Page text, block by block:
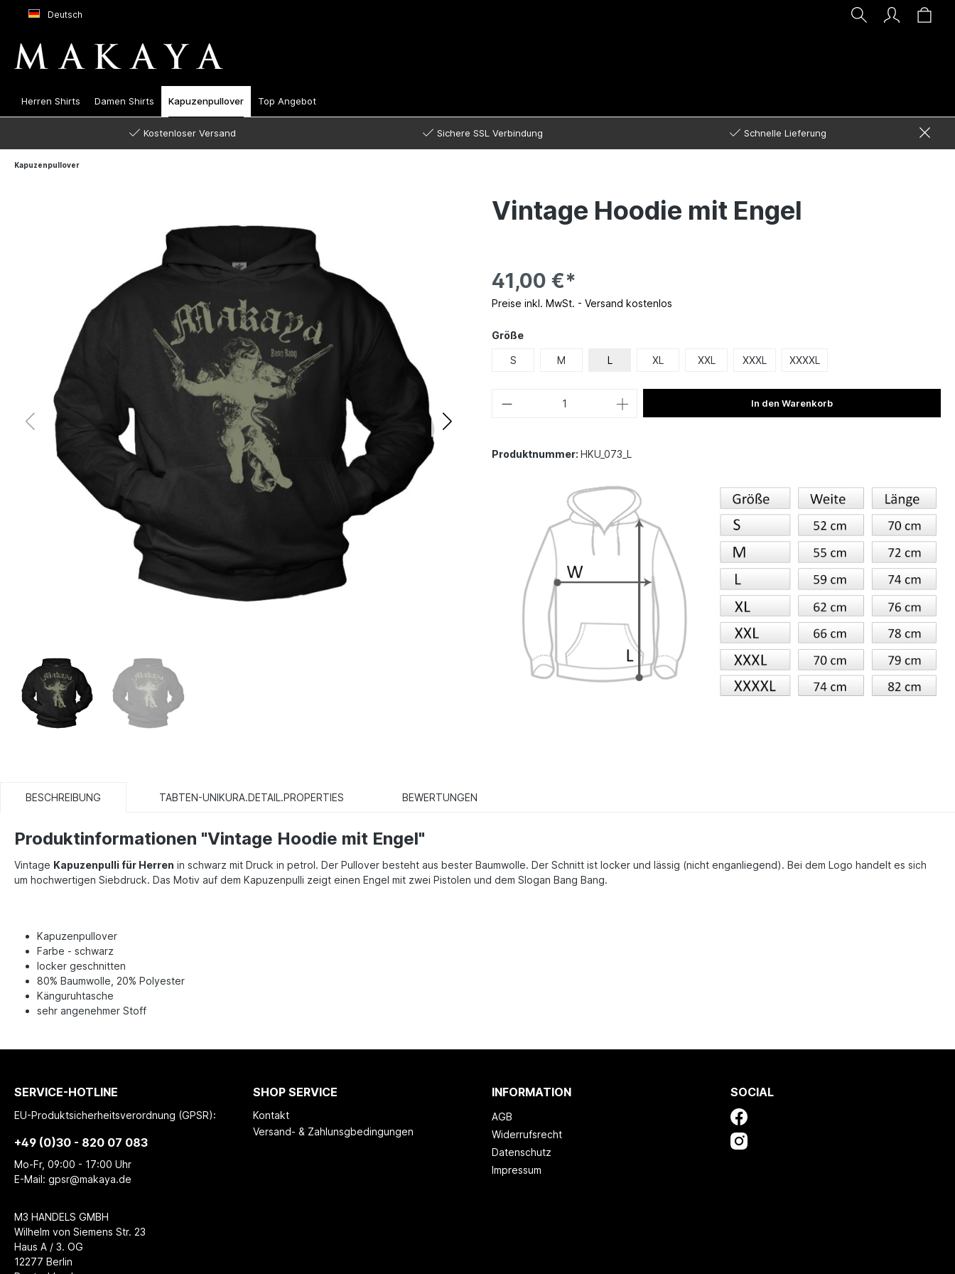
Deutsch
Herren Shirts Damen Shirts Kapuzenpullover Top Angebot
Kostenloser Versand Sichere SSL Verbindung Schnelle Lieferung
Kapuzenpullover
Vintage Hoodie mit Engel
41,00 €*
Preise inkl. MwSt. - Versand kostenlos
Größe
S M L XL XXL XXXL XXXXL
In den Warenkorb
Produktnummer: HKU_073_L
BESCHREIBUNG TABTEN-UNIKURA.DETAIL.PROPERTIES BEWERTUNGEN
Produktinformationen "Vintage Hoodie mit Engel"
Vintage Kapuzenpulli für Herren in schwarz mit Druck in petrol. Der Pullover besteht aus bester Baumwolle. Der Schnitt ist locker und lässig (nicht enganliegend). Bei dem Logo handelt es sich
um hochwertigen Siebdruck. Das Motiv auf dem Kapuzenpulli zeigt einen Engel mit zwei Pistolen und dem Slogan Bang Bang.
Kapuzenpullover
Farbe - schwarz
locker geschnitten
80% Baumwolle, 20% Polyester
Känguruhtasche
sehr angenehmer Stoff
SERVICE-HOTLINE
EU-Produktsicherheitsverordnung (GPSR):
+49 (0)30 - 820 07 083
Mo-Fr, 09:00 - 17:00 Uhr
E-Mail: gpsr@makaya.de
M3 HANDELS GMBH
Wilhelm von Siemens Str. 23
Haus A / 3. OG
12277 Berlin
SHOP SERVICE
Kontakt
Versand- & Zahlunsgbedingungen
INFORMATION
AGB
Widerrufsrecht
Datenschutz
Impressum
SOCIAL